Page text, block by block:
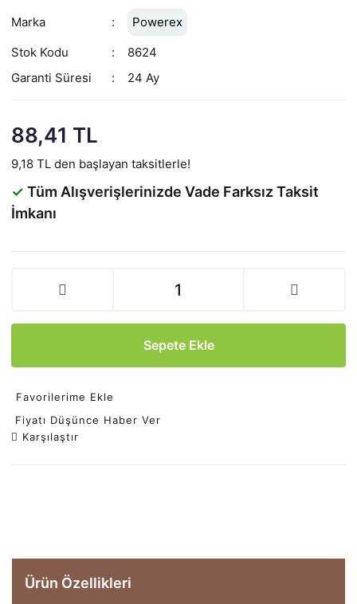
Marka
Powerex
Stok Kodu
8624
Garanti Süresi
24 Ay
88,41 TL
9,18 TL den başlayan taksitlerle!
✓ Tüm Alışverişlerinizde Vade Farksız Taksit
İmkanı
Sepete Ekle
Favorilerime Ekle
Fiyatı Düşünce Haber Ver
Karşılaştır
Ürün Özellikleri